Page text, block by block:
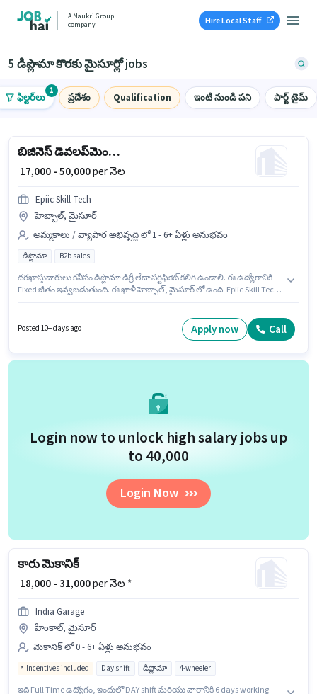
A Naukri Group
company
Hire Local Staff
5 డిప్లొమా కొరకు మైసూర్లో jobs
ఫిల్టర్‌లు
1
ప్రదేశం Qualification ఇంటి నుండి పని పార్ట్ టైమ్
బిజినెస్ డెవలప్‌మెంట్ ఎగ్జిక్యూటివ్
₹ 17,000 - 50,000per నెల
Epiic Skill Tech
హెబ్బాల్, మైసూర్
అమ్మకాలు / వ్యాపార అభివృద్ధి లో 1 - 6+ ఏళ్లు అనుభవం
డిప్లొమా B2b sales
దరఖాస్తుదారులు కనీసం డిప్లొమా డిగ్రీ లేదా సర్టిఫికెట్ కలిగి ఉండాలి. ఈ ఉద్యోగానికి
Fixed జీతం ఇవ్వబడుతుంది. ఈ ఖాళీ హెబ్బాల్, మైసూర్ లో ఉంది. Epiic Skill Tech
సంవత్సరాల అనుభవం ఉన్న వారికి కోసం అనుకూలంగా ఉంటుంది. మీరు నెలకు
Posted 10+ days ago Apply now Call
Login now to unlock high salary jobs up
to ₹40,000
Login Now
కారు మెకానిక్
₹ 18,000 - 31,000per నెల *
India Garage
హింకాల్, మైసూర్
మెకానిక్ లో 0 - 6+ ఏళ్లు అనుభవం
Incentives included Day shift డిప్లొమా 4-wheeler
ఇది Full Time ఉద్యోగం, ఇందులో DAY shift మరియు వారానికి 6 days working